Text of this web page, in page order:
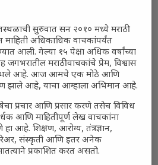
सुरुवात सन २०१० मध्ये मराठी
अधिकाधिक वाचकांपर्यंत
आली. गेल्या १५ पेक्षा अधिक वर्षांच्या
जगभरातील मराठी वाचकांचे प्रेम, विश्वास
आहे. आज आमचे एक मोठे आणि
झाले आहे, याचा आम्हाला अभिमान आहे.
प्रचार आणि प्रसार करणे तसेच विविध
आणि माहितीपूर्ण लेख वाचकांना
आहे. शिक्षण, आरोग्य, तंत्रज्ञान,
संस्कृती आणि इतर अनेक
प्रकाशित करत असतो.